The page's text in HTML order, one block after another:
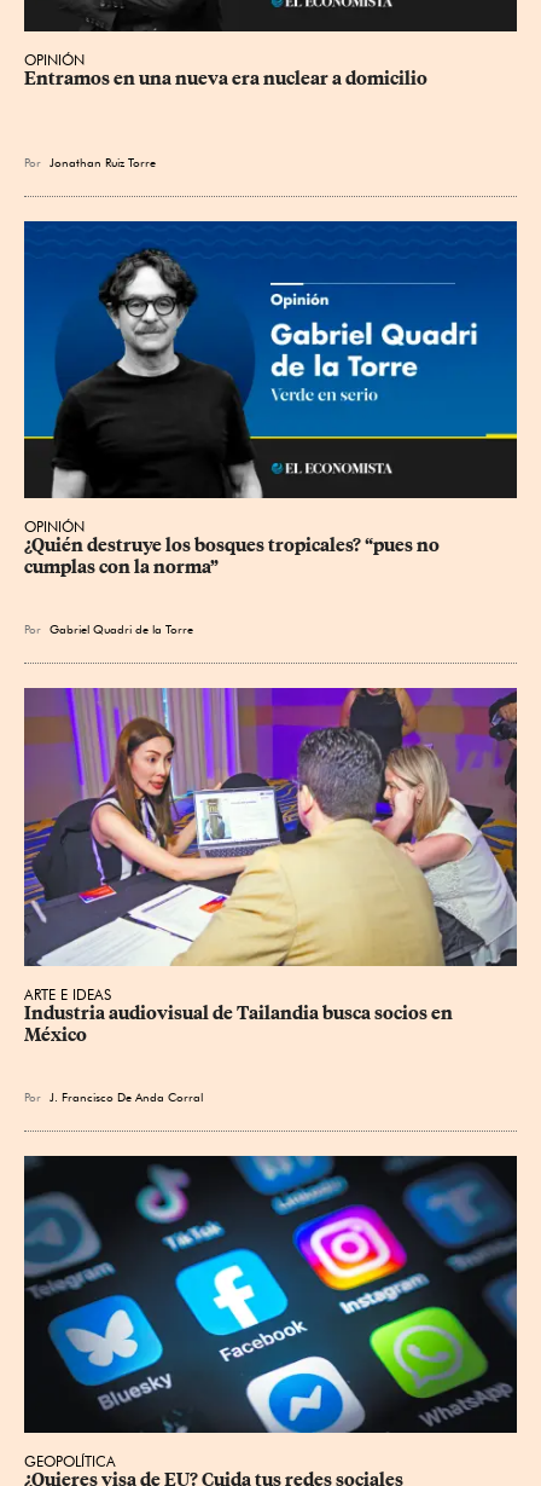
OPINIÓN
Entramos en una nueva era nuclear a domicilio
Por Jonathan Ruiz Torre
OPINIÓN
¿Quién destruye los bosques tropicales? “pues no
cumplas con la norma”
Por Gabriel Quadri de la Torre
ARTE E IDEAS
Industria audiovisual de Tailandia busca socios en
México
Por J. Francisco De Anda Corral
GEOPOLÍTICA
¿Quieres visa de EU? Cuida tus redes sociales